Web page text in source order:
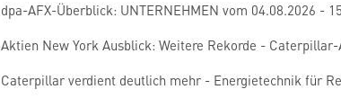
dpa-AFX-Überblick: UNTERNEHMEN vom 04.08.2026 -
Aktien New York Ausblick: Weitere Rekorde -
Caterpillar verdient deutlich mehr - Energietechnik für